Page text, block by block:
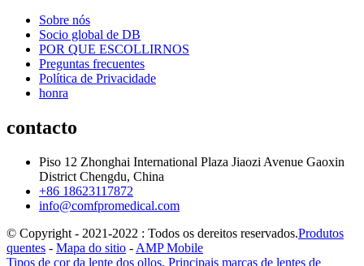
Sobre nós
Socio global de DB
POR QUE ESCOLLIRNOS
Preguntas frecuentes
Política de Privacidade
honra
contacto
Piso 12 Zhonghai International Plaza Jiaozi Avenue Gaoxin
District Chengdu, China
+86 18623117872
info@comfpromedical.com
© Copyright - 2021-2022 : Todos os dereitos reservados.Produtos
quentes - Mapa do sitio - AMP Mobile
Tipos de cor da lente dos ollos, Principais marcas de lentes de